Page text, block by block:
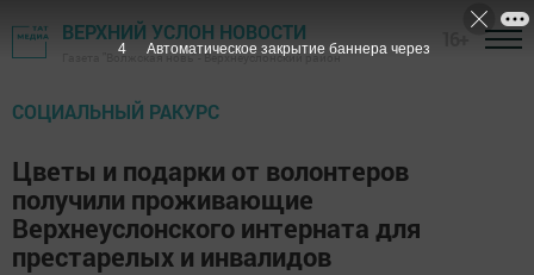
ВЕРХНИЙ УСЛОН НОВОСТИ
Газета "Волжская новь" - Верхнеуслонский район
СОЦИАЛЬНЫЙ РАКУРС
Цветы и подарки от волонтеров
получили проживающие
Верхнеуслонского интерната для
престарелых и инвалидов
3 Автоматическое закрытие баннера через